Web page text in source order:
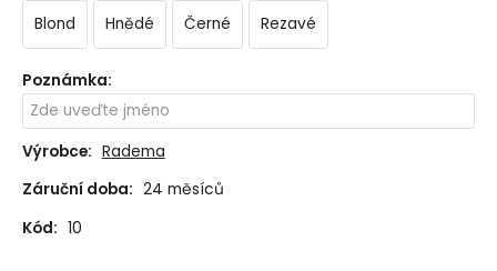
Blond
Hnědé Černé Rezavé
Poznámka:
Výrobce: Radema
Záruční doba: 24 měsíců
Kód: 10